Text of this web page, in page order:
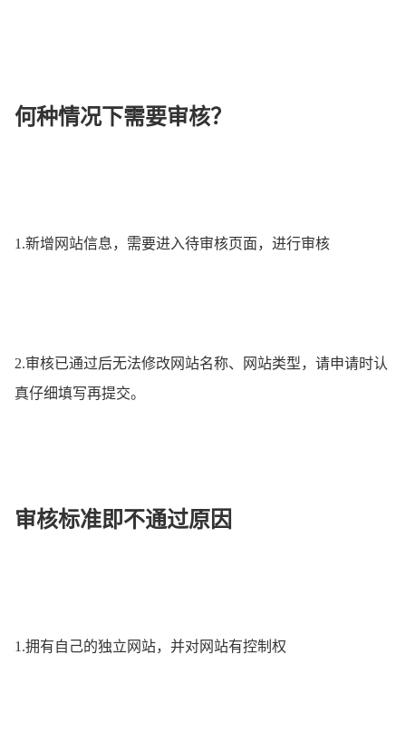
何种情况下需要审核？
1.新增网站信息，需要进入待审核页面，进行审核
2.审核已通过后无法修改网站名称、网站类型，请申请时认
真仔细填写再提交。
审核标准即不通过原因
1.拥有自己的独立网站，并对网站有控制权